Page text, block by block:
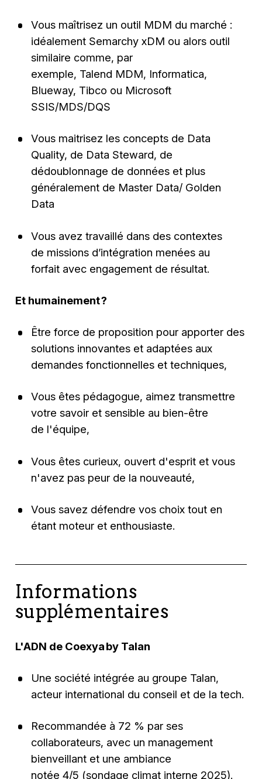
Vous maîtrisez un outil MDM du marché :
idéalement Semarchy xDM ou alors outil
similaire comme, par
exemple, Talend MDM, Informatica,
Blueway, Tibco ou Microsoft
SSIS/MDS/DQS
Vous maitrisez les concepts de Data
Quality, de Data Steward, de
dédoublonnage de données et plus
généralement de Master Data/ Golden
Data
Vous avez travaillé dans des contextes
de missions d’intégration menées au
forfait avec engagement de résultat.
Et humainement ?
Être force de proposition pour apporter des
solutions innovantes et adaptées aux
demandes fonctionnelles et techniques,
Vous êtes pédagogue, aimez transmettre
votre savoir et sensible au bien-être
de l'équipe,
Vous êtes curieux, ouvert d'esprit et vous
n'avez pas peur de la nouveauté,
Vous savez défendre vos choix tout en
étant moteur et enthousiaste.
Informations
supplémentaires
L'ADN de Coexya by Talan
Une société intégrée au groupe Talan,
acteur international du conseil et de la tech.
Recommandée à 72 % par ses
collaborateurs, avec un management
bienveillant et une ambiance
notée 4/5 (sondage climat interne 2025).